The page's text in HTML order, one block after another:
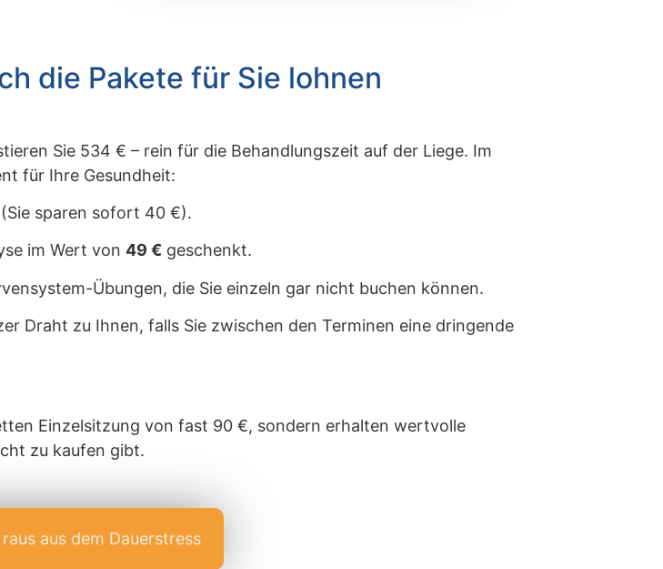
die Pakete für Sie lohnen
Sie 534 € – rein für die Behandlungszeit auf der Liege. Im
für Ihre Gesundheit:
(Sie sparen sofort 40 €).
im Wert von49 € geschenkt.
Übungen, die Sie einzeln gar nicht buchen können.
Draht zu Ihnen, falls Sie zwischen den Terminen eine dringende
Einzelsitzung von fast 90 €, sondern erhalten wertvolle
zu kaufen gibt.
aus dem Dauerstress